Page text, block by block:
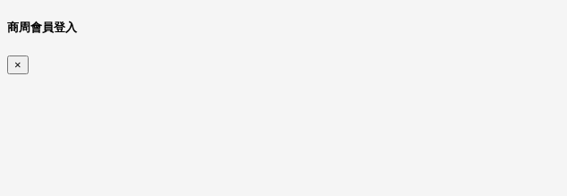
商周會員登入
×